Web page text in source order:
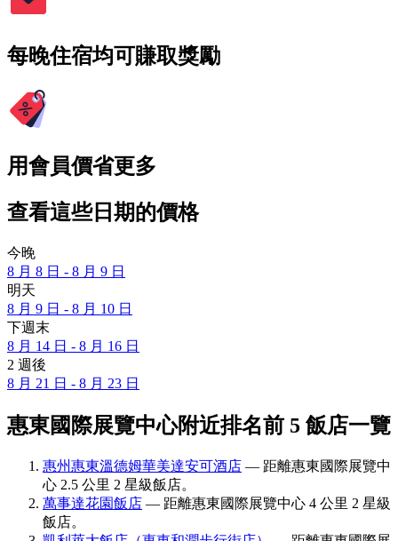
每晚住宿均可賺取獎勵
用會員價省更多
查看這些日期的價格
今晚
8 月 8 日 - 8 月 9 日
明天
8 月 9 日 - 8 月 10 日
下週末
8 月 14 日 - 8 月 16 日
2 週後
8 月 21 日 - 8 月 23 日
惠東國際展覽中心附近排名前 5 飯店一覽
惠州惠東溫德姆華美達安可酒店 — 距離惠東國際展覽中
心 2.5 公里 2 星級飯店。
萬事達花園飯店 — 距離惠東國際展覽中心 4 公里 2 星級
飯店。